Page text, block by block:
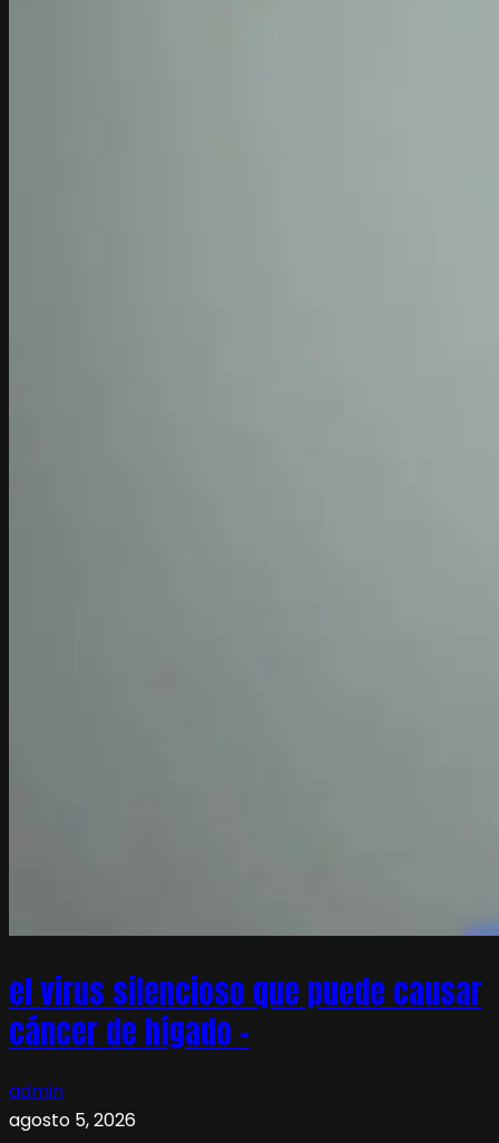
el virus silencioso que puede causar
cáncer de hígado –
admin
agosto 5, 2026